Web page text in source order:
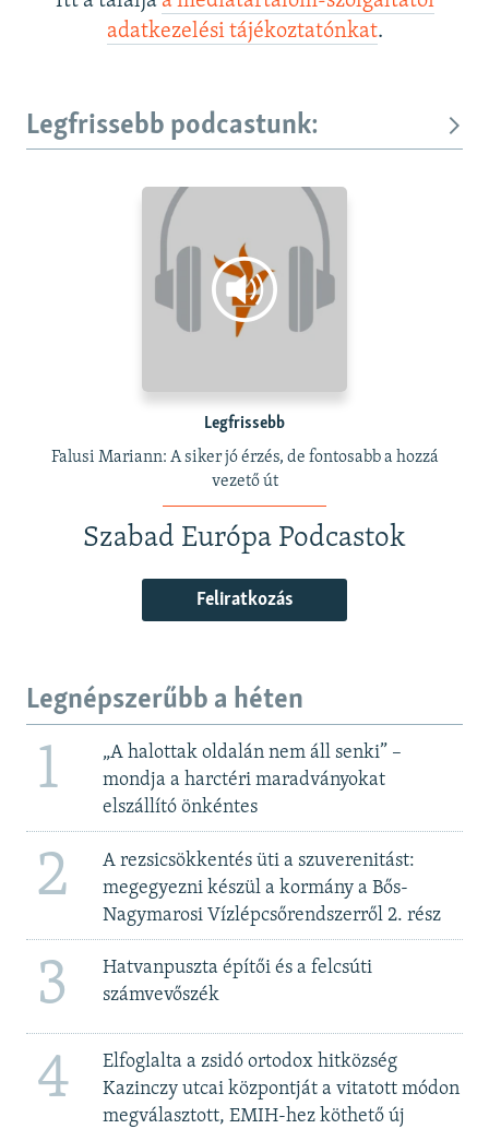
adatkezelési tájékoztatónkat.
Legfrissebb podcastunk:
Legfrissebb
Falusi Mariann: A siker jó érzés, de fontosabb a hozzá
vezető út
Szabad Európa Podcastok
Feliratkozás
Legnépszerűbb a héten
1
„A halottak oldalán nem áll senki” –
mondja a harctéri maradványokat
elszállító önkéntes
2
A rezsicsökkentés üti a szuverenitást:
megegyezni készül a kormány a Bős-
Nagymarosi Vízlépcsőrendszerről 2. rész
3
Hatvanpuszta építői és a felcsúti
számvevőszék
4
Elfoglalta a zsidó ortodox hitközség
Kazinczy utcai központját a vitatott módon
megválasztott, EMIH-hez köthető új